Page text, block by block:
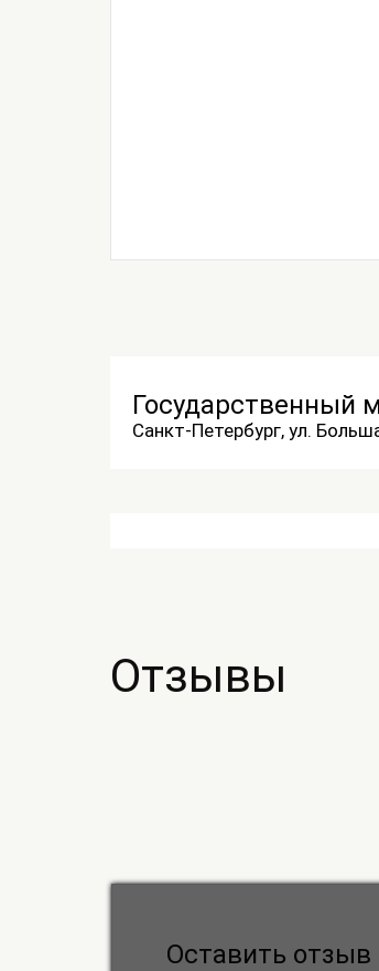
Государственный
Санкт-Петербург, ул.
Отзывы
Оставить отзыв